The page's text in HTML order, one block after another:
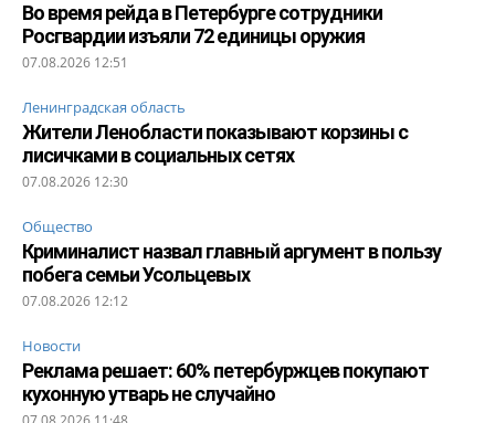
Во время рейда в Петербурге сотрудники
Росгвардии изъяли 72 единицы оружия
07.08.2026 12:51
Ленинградская область
Жители Ленобласти показывают корзины с
лисичками в социальных сетях
07.08.2026 12:30
Общество
Криминалист назвал главный аргумент в пользу
побега семьи Усольцевых
07.08.2026 12:12
Новости
Реклама решает: 60% петербуржцев покупают
кухонную утварь не случайно